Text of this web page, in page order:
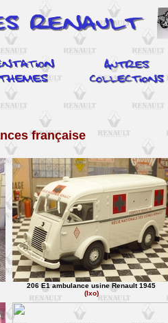
française
206 E1 ambulance usine Renault 1945
(Ixo)